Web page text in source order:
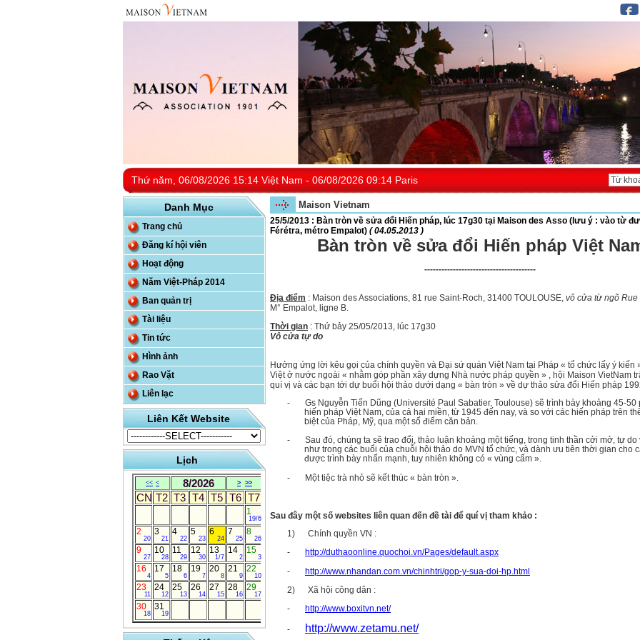
Thứ năm, 06/08/2026 15:14 Việt Nam - 06/08/2026 09:14 Paris
Danh Mục
Trang chủ
Đăng kí hội viên
Hoạt động
Năm Việt-Pháp 2014
Ban quản trị
Tài liệu
Tin tức
Hình ảnh
Rao Vặt
Liên lạc
Liên Kết Website
Lịch
<< < 8/2026 > >>
CN T2 T3 T4 T5 T6 T7
1
19/6
2
20
3
21
4
22
5
23
6
24
7
25
8
26
9
27
10
28
11
29
12
30
13
1/7
14
2
15
3
16
4
17
5
18
6
19
7
20
8
21
9
22
10
23
11
24
12
25
13
26
14
27
15
28
16
29
17
30
18
31
19
Maison Vietnam
25/5/2013 : Bàn tròn về sửa đổi Hiến pháp, lúc 17g30 tại Maison des Asso (lưu ý : vào từ
Férétra, métro Empalot) ( 04.05.2013 )
Bàn tròn về sửa đổi Hiến pháp Việt
---------------------------------------
Địa điểm : Maison des Associations, 81 rue Saint-Roch, 31400 TOULOUSE, vô cửa từ ngõ Rue
M° Empalot, ligne B.
Thời gian : Thứ bảy 25/05/2013, lúc 17g30
Vô cửa tự do
Hưởng ứng lời kêu gọi của chính quyền và Đại sứ quán Việt Nam tại Pháp « tổ chức lấy ý kiến
Việt ở nước ngoài « nhằm góp phần xây dựng Nhà nước pháp quyền » , hội Maison VietNam
quí vị và các bạn tới dự buổi hội thảo dưới dạng « bàn tròn » về dự thảo sửa đổi Hiến pháp
-
Gs Nguyễn Tiến Dũng (Université Paul Sabatier, Toulouse) sẽ trình bày khoảng 45-50
hiến pháp Việt Nam, của cả hai miền, từ 1945 đến nay, và so với các hiến pháp trên
biệt của Pháp, Mỹ, qua một số điểm căn bản.
-
Sau đó, chúng ta sẽ trao đổi, thảo luận khoảng một tiếng, trong tinh thần cởi mở, tự do
như trong các buổi của chuỗi hội thảo do MVN tổ chức, và dành ưu tiên thời gian cho
được trình bày nhấn mạnh, tuy nhiên không có « vùng cấm ».
-
Một tiệc trà nhỏ sẽ kết thúc « bàn tròn ».
Sau đây một số websites liên quan đến đề tài để quí vị tham khảo :
1)
Chính quyền VN :
-
http://duthaoonline.quochoi.vn/Pages/default.aspx
-
http://www.nhandan.com.vn/chinhtri/gop-y-sua-doi-hp.html
2)
Xã hội công dân :
-
http://www.boxitvn.net/
- http://www.zetamu.net/